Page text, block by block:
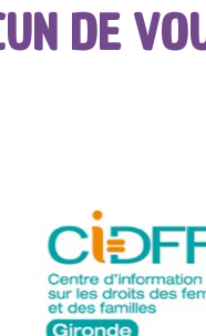
DE